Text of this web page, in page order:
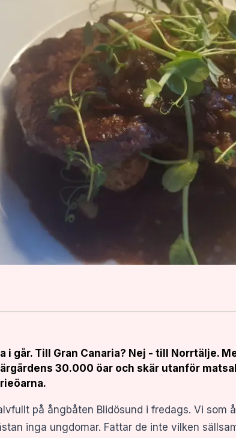
i går. Till Gran Canaria? Nej - till Norrtälje.
30.000 öar och skär utanför
på ångbåten Blidösund i fredags. Vi som
inga ungdomar. Fattar de inte vilken